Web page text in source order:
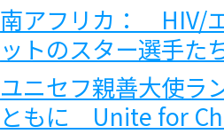
南アフリカ： HIV/
ットのスター選手た
ユニセフ親善大使
ともに Unite for